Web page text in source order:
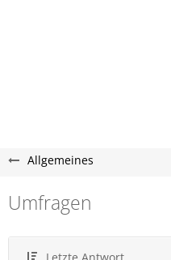
Allgemeines
Umfragen